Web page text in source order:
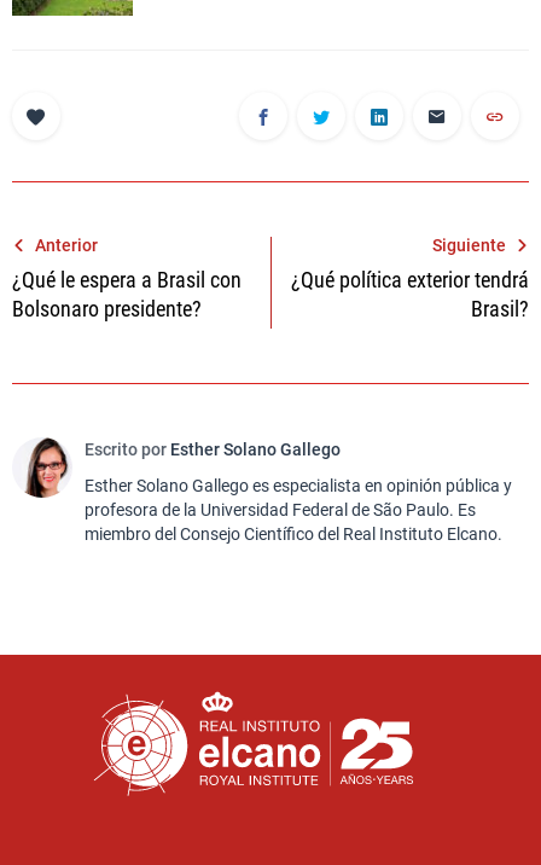
Navegación
de
entradas
Anterior
¿Qué le espera a Brasil con
Bolsonaro presidente?
Siguiente
¿Qué política exterior tendrá
Brasil?
Escrito por Esther Solano Gallego
Esther Solano Gallego es especialista en opinión pública y
profesora de la Universidad Federal de São Paulo. Es
miembro del Consejo Científico del Real Instituto Elcano.